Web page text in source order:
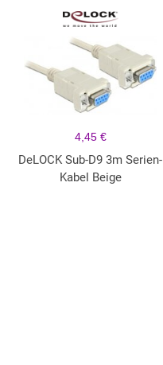
4,45 €
DeLOCK Sub-D9 3m Serien-
Kabel Beige